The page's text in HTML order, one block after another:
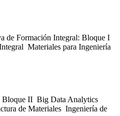
de Formación Integral: Bloque I
Materiales para Ingeniería
Bloque II Big Data Analytics
de Materiales Ingeniería de